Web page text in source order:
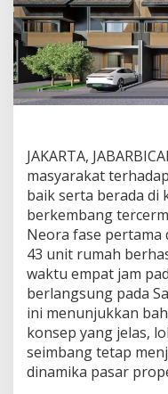
J
a
m
,
C
l
t
e
r
N
e
r
a
J
a
d
i
P
r
i
JAKARTA,
masyarakat
baik serta berada di
berkembang
Neora fase pertama
43 unit rumah
waktu empat jam
berlangsung pada
ini menunjukkan
konsep yang jelas,
seimbang tetap
dinamika pasar